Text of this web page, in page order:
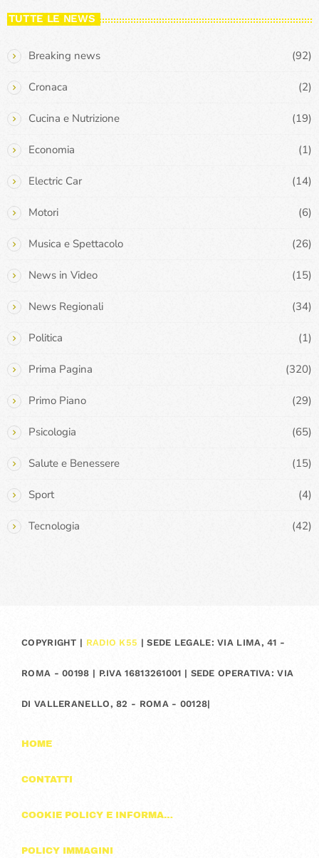
TUTTE LE NEWS
Breaking news (92)
Cronaca (2)
Cucina e Nutrizione (19)
Economia (1)
Electric Car (14)
Motori (6)
Musica e Spettacolo (26)
News in Video (15)
News Regionali (34)
Politica (1)
Prima Pagina (320)
Primo Piano (29)
Psicologia (65)
Salute e Benessere (15)
Sport (4)
Tecnologia (42)
COPYRIGHT | RADIO K55 | SEDE LEGALE: VIA LIMA, 41 -
ROMA - 00198 | P.IVA 16813261001 | SEDE OPERATIVA: VIA
DI VALLERANELLO, 82 - ROMA - 00128|
HOME
CONTATTI
COOKIE POLICY E INFORMAZIONI SULLA PRIVACY
POLICY IMMAGINI